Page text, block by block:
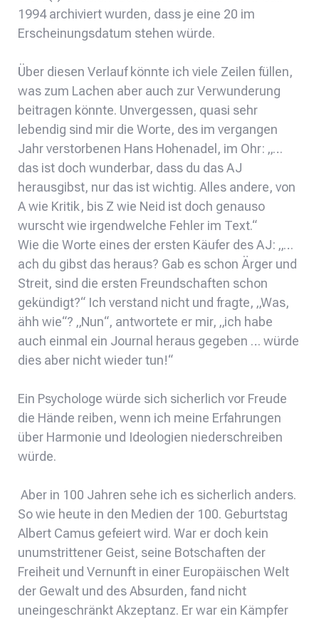
1994 archiviert wurden, dass je eine 20 im
Erscheinungsdatum stehen würde.
Über diesen Verlauf könnte ich viele Zeilen füllen,
was zum Lachen aber auch zur Verwunderung
beitragen könnte. Unvergessen, quasi sehr
lebendig sind mir die Worte, des im vergangen
Jahr verstorbenen Hans Hohenadel, im Ohr: „…
das ist doch wunderbar, dass du das AJ
herausgibst, nur das ist wichtig. Alles andere, von
A wie Kritik, bis Z wie Neid ist doch genauso
wurscht wie irgendwelche Fehler im Text.“
Wie die Worte eines der ersten Käufer des AJ: „…
ach du gibst das heraus? Gab es schon Ärger und
Streit, sind die ersten Freundschaften schon
gekündigt?“ Ich verstand nicht und fragte, „Was,
ähh wie“? „Nun“, antwortete er mir, „ich habe
auch einmal ein Journal heraus gegeben … würde
dies aber nicht wieder tun!“
Ein Psychologe würde sich sicherlich vor Freude
die Hände reiben, wenn ich meine Erfahrungen
über Harmonie und Ideologien niederschreiben
würde.
Aber in 100 Jahren sehe ich es sicherlich anders.
So wie heute in den Medien der 100. Geburtstag
Albert Camus gefeiert wird. War er doch kein
unumstrittener Geist, seine Botschaften der
Freiheit und Vernunft in einer Europäischen Welt
der Gewalt und des Absurden, fand nicht
uneingeschränkt Akzeptanz. Er war ein Kämpfer